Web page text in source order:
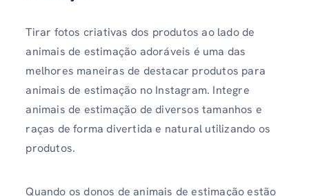
Tirar fotos criativas dos produtos ao lado de
animais de estimação adoráveis ​​é uma das
melhores maneiras de destacar produtos para
animais de estimação no Instagram. Integre
animais de estimação de diversos tamanhos e
raças de forma divertida e natural utilizando os
produtos.
Quando os donos de animais de estimação estão